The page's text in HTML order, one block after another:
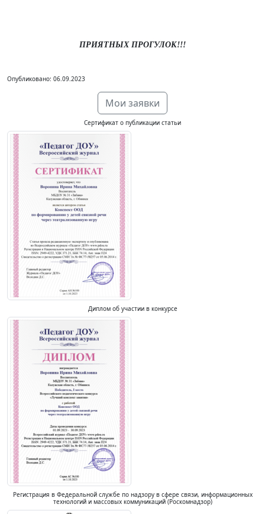
ПРИЯТНЫХ ПРОГУЛОК!!!
Опубликовано: 06.09.2023
Мои заявки
Сертификат о публикации статьи
Диплом об участии в конкурсе
Регистрация в Федеральной службе по надзору в сфере связи, информационных
технологий и массовых коммуникаций (Роскомнадзор)